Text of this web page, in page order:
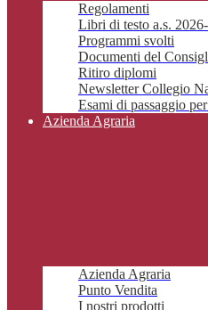
Regolamenti
Libri di testo a.s.
Programmi svolti
Documenti del
Ritiro diplomi
Newsletter Collegio
Esami di passaggio
Azienda Agraria
Azienda Agraria
Punto Vendita
I nostri prodotti